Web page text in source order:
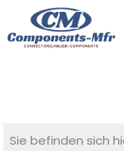
Sie befinden sich